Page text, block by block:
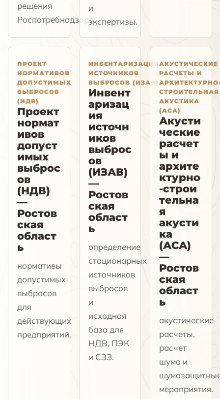
решения
Роспотребнадзора.
и
экспертизы.
ПРОЕКТ
НОРМАТИВОВ
ДОПУСТИМЫХ
ВЫБРОСОВ
(НДВ)
Проект
нормат
ивов
допуст
имых
выброс
ов
(НДВ)
—
Ростов
ская
област
ь
нормативы
допустимых
выбросов
для
действующих
предприятий.
ИНВЕНТАРИЗАЦИЯ
ИСТОЧНИКОВ
ВЫБРОСОВ (ИЗАВ)
Инвент
аризац
ия
источн
иков
выброс
ов
(ИЗАВ)
—
Ростов
ская
област
ь
определение
стационарных
источников
выбросов
и
исходная
база для
НДВ, ПЭК
и СЗЗ.
АКУСТИЧЕСКИЕ
РАСЧЕТЫ И
СТРОИТЕЛЬНАЯ
АКУСТИКА
(АСА)
Акусти
ческие
расчет
ы и
архите
ктурно
-строи
тельна
я
акусти
ка
(АСА)
—
Ростов
ская
област
ь
акустические
расчеты,
расчет
шума и
мероприятия.